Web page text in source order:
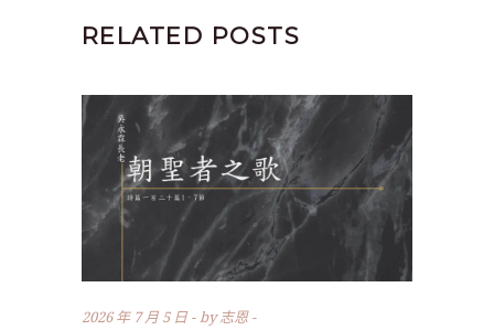
RELATED POSTS
2026 年 7 月 5 日 by志恩